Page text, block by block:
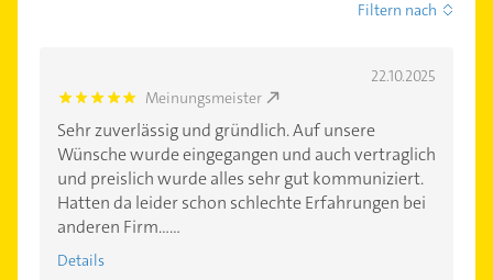
Filtern nach
22.10.2025
5.0 Meinungsmeister
Sehr zuverlässig und gründlich. Auf unsere
Wünsche wurde eingegangen und auch vertraglich
und preislich wurde alles sehr gut kommuniziert.
Hatten da leider schon schlechte Erfahrungen bei
anderen Firm......
Details